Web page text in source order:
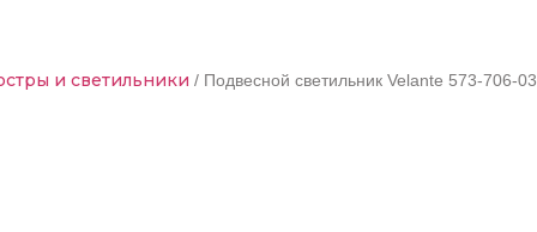
и светильники / Подвесной светильник Velante 573-706-03